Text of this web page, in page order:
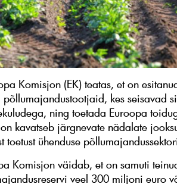
Komisjon (EK) teatas, et on
kes seisavad
ning toetada Euroopa
kavatseb järgnevate nädalate
toetust ühenduse
Komisjon väidab, et on samuti
veel 300 miljoni euro